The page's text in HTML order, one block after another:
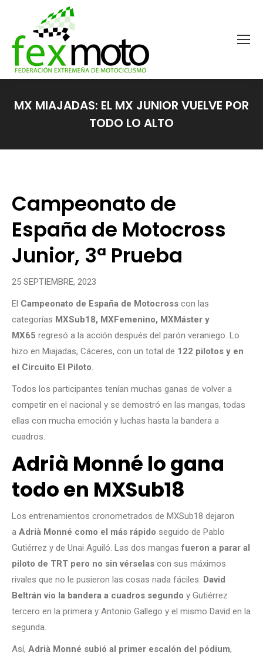
MX MIAJADAS: EL MX JUNIOR VUELVE POR
TODO LO ALTO
Campeonato de
España de Motocross
Junior, 3ª Prueba
25 SEPTIEMBRE, 2023
El Campeonato de España de Motocross con las
categorías MXSub18, MXFemenino, MXMáster y
MX65 regresó a la acción después del parón veraniego. Lo
hizo en Miajadas, Cáceres, con un total de 122 pilotos y en
el Circuito El Piloto.
Todos los participantes tenían muchas ganas de volver a
competir en el nacional y se demostró en las mangas, todas
ellas con mucha emoción y luchas hasta la bandera a
cuadros.
Adrià Monné lo gana
todo en MXSub18
Los entrenamientos cronometrados de MXSub18 dejaron
a Adrià Monné como el más rápido seguido de Pablo
Gutiérrez y de Unai Aguiló. Las dos mangasfueron a parar al
piloto de TRT pero no sin vérselas con sus máximos
rivales que no le pusieron las cosas nada fáciles. David
Beltrán vio la bandera a cuadros segundo y Gutiérrez
tercero en la primera y Antonio Gallego y el mismo David en la
segunda.
Así, Adrià Monné subió al primer escalón del pódium,